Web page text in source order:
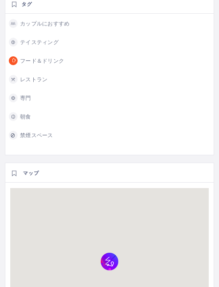
タグ
カップルにおすすめ
テイスティング
フード＆ドリンク
レストラン
専門
朝食
禁煙スペース
マップ